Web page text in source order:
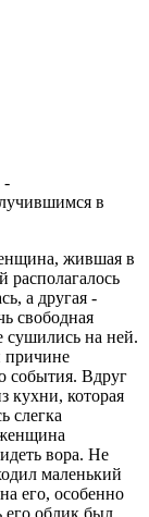
-
в
жившая в
располагалось
а другая -
свободная
сушились на ней.
причине
события. Вдруг
кухни, которая
слегка
вора. Не
маленький
его, особенно
его облик был